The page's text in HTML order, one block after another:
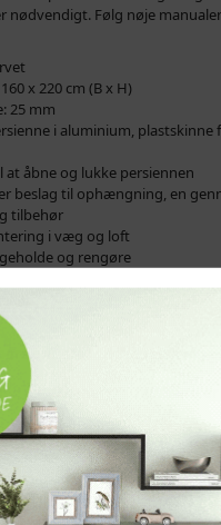
nødvendigt. Følg nøje
x 220 cm (B x H)
25 mm
i aluminium, plastskinne
at åbne og lukke persiennen
beslag til ophængning, en
tilbehør
i væg og loft
og rengøre
persienner
MED